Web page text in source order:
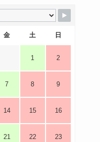
金 土 日
1 2
7 8 9
14 15 16
21 22 23